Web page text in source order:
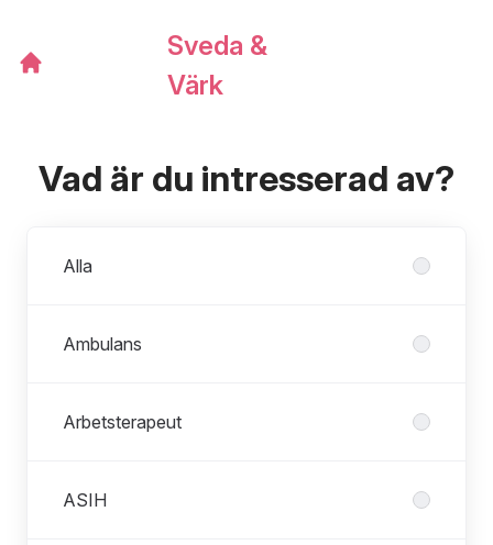
Sveda &
Värk
Vad är du intresserad av?
Alla
Ambulans
Arbetsterapeut
ASIH